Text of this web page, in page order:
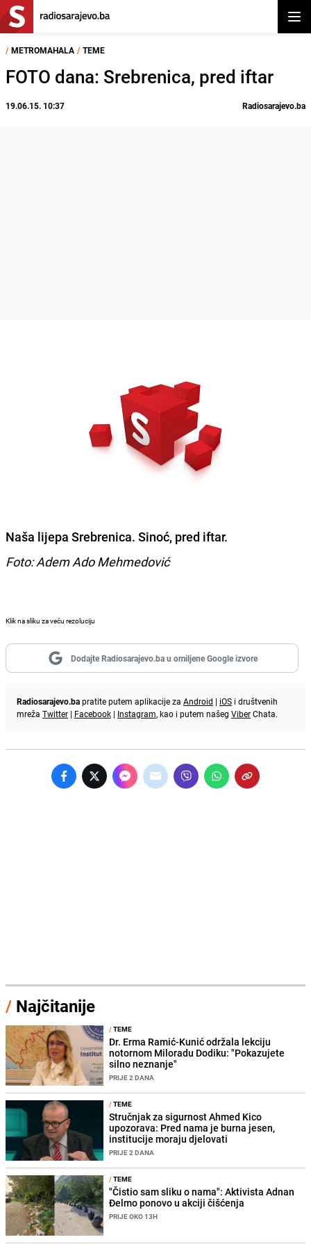
/ METROMAHALA / TEME
FOTO dana: Srebrenica, pred iftar
19.06.15. 10:37 Radiosarajevo.ba
Naša lijepa Srebrenica. Sinoć, pred iftar.
Foto: Adem Ado Mehmedović
Klik na sliku za veću rezoluciju
Dodajte Radiosarajevo.ba u omiljene Google izvore
Radiosarajevo.bapratite putem aplikacije za Android | iOS i društvenih
mreža Twitter | Facebook | Instagram, kao i putem našeg ViberChata.
/ Najčitanije
/TEME
Dr. Erma Ramić-Kunić održala lekciju
notornom Miloradu Dodiku: "Pokazujete
silno neznanje"
PRIJE 2 DANA
/TEME
Stručnjak za sigurnost Ahmed Kico
upozorava: Pred nama je burna jesen,
institucije moraju djelovati
PRIJE 2 DANA
/TEME
"Čistio sam sliku o nama": Aktivista Adnan
Đelmo ponovo u akciji čišćenja
PRIJE OKO 13H